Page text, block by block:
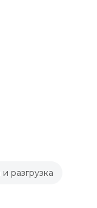
разгрузка